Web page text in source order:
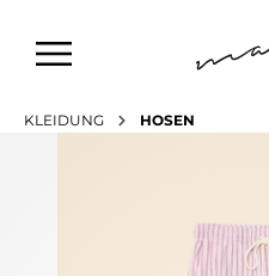
KLEIDUNG HOSEN